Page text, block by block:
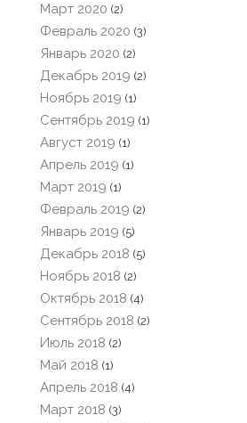
Март 2020 (2)
Февраль 2020 (3)
Январь 2020 (2)
Декабрь 2019 (2)
Ноябрь 2019 (1)
Сентябрь 2019 (1)
Август 2019 (1)
Апрель 2019 (1)
Март 2019 (1)
Февраль 2019 (2)
Январь 2019 (5)
Декабрь 2018 (5)
Ноябрь 2018 (2)
Октябрь 2018 (4)
Сентябрь 2018 (2)
Июль 2018 (2)
Май 2018 (1)
Апрель 2018 (4)
Март 2018 (3)